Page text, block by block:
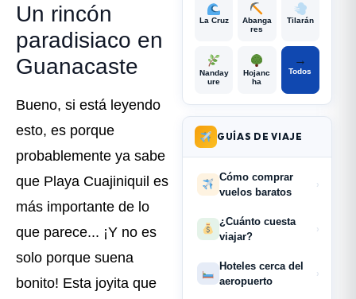
Un rincón
paradisiaco en
Guanacaste
Bueno, si está leyendo
esto, es porque
probablemente ya sabe
que Playa Cuajiniquil es
más importante de lo
que parece... ¡Y no es
solo porque suena
bonito! Esta joyita que
La Cruz
Abanga
res
Tilarán
Nanday
ure
Hojanc
ha
→
Todos
GUÍAS DE VIAJE
Cómo comprar
vuelos baratos
›
¿Cuánto cuesta
viajar?
›
Hoteles cerca del
aeropuerto
›